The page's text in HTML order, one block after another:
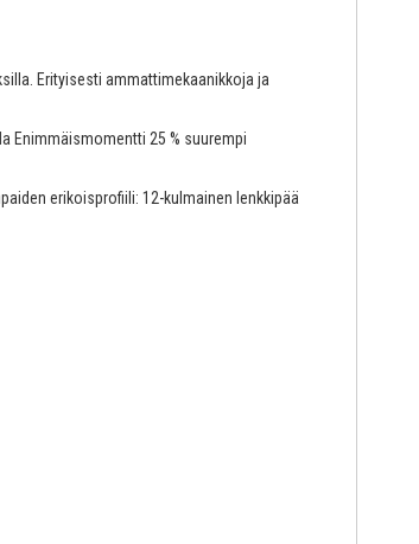
Erityisesti ammattimekaanikkoja ja
Enimmäismomentti 25 % suurempi
erikoisprofiili: 12-kulmainen lenkkipää